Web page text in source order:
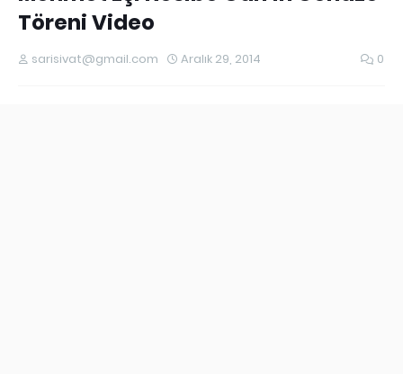
Töreni Video
sarisivat@gmail.com Aralık 29, 2014 0